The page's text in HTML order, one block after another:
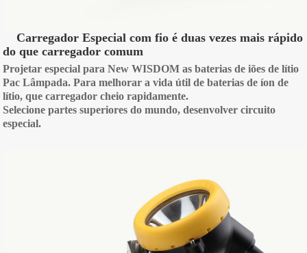
Carregador Especial com fio é duas vezes mais rápido
do que carregador comum
Projetar especial para New WISDOM as baterias de iões de lítio
Pac Lâmpada. Para melhorar a vida útil de baterias de íon de
lítio, que carregador cheio rapidamente.
Selecione partes superiores do mundo, desenvolver circuito
especial.